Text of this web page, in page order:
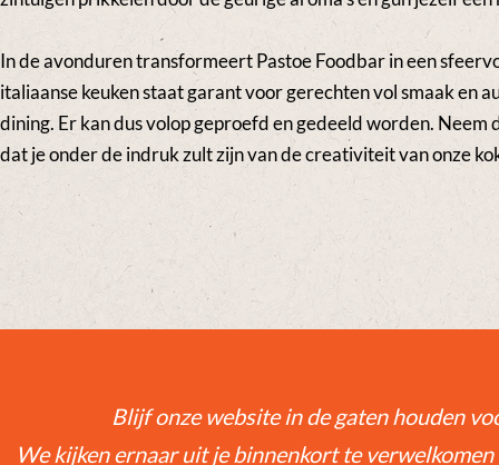
In de avonduren transformeert Pastoe Foodbar in een
italiaanse keuken staat garant voor gerechten vol smaak en
dining. Er kan dus volop geproefd en gedeeld worden.
dat je onder de indruk zult zijn van de creativiteit van onze
Blijf onze website in de gaten houden
We kijken ernaar uit je binnenkort te